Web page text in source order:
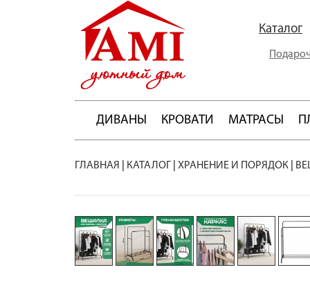
Каталог
ДИВАНЫ КРОВАТИ МАТРАСЫ
ГЛАВНАЯ КАТАЛОГ ХРАНЕНИЕ И ПОРЯДОК